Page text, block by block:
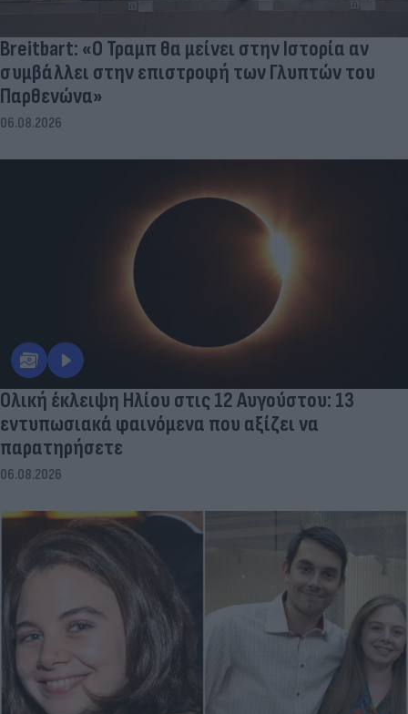
Breitbart: «Ο Τραμπ θα μείνει στην Ιστορία αν
συμβάλλει στην επιστροφή των Γλυπτών του
Παρθενώνα»
06.08.2026
Ολική έκλειψη Ηλίου στις 12 Αυγούστου: 13
εντυπωσιακά φαινόμενα που αξίζει να
παρατηρήσετε
06.08.2026